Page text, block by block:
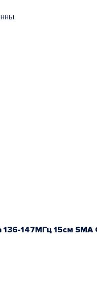
136-147МГц 15см SMA